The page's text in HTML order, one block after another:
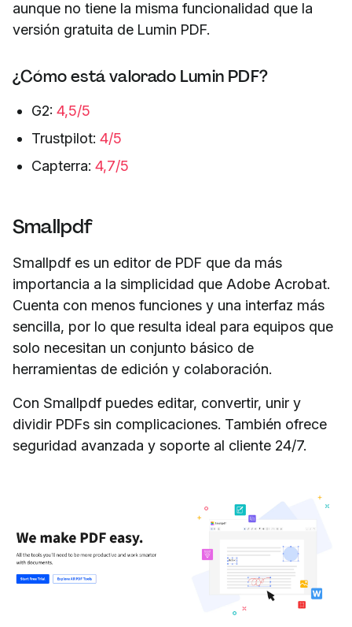
aunque no tiene la misma funcionalidad que la
versión gratuita de Lumin PDF.
¿Cómo está valorado Lumin PDF?
G2: 4,5/5
Trustpilot: 4/5
Capterra: 4,7/5
Smallpdf
Smallpdf es un editor de PDF que da más
importancia a la simplicidad que Adobe Acrobat.
Cuenta con menos funciones y una interfaz más
sencilla, por lo que resulta ideal para equipos que
solo necesitan un conjunto básico de
herramientas de edición y colaboración.
Con Smallpdf puedes editar, convertir, unir y
dividir PDFs sin complicaciones. También ofrece
seguridad avanzada y soporte al cliente 24/7.